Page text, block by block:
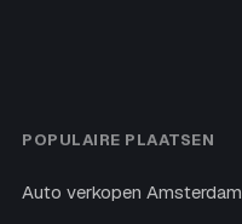
POPULAIRE PLAATSEN
Auto verkopen Amsterdam